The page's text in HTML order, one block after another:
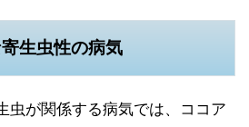
生虫性の病気
虫が関係する病気では、ココア